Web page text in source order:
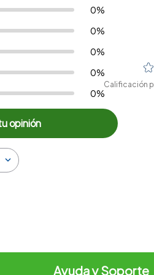
☆
0%
0%
0%
0%
0%
Ayuda y Soporte